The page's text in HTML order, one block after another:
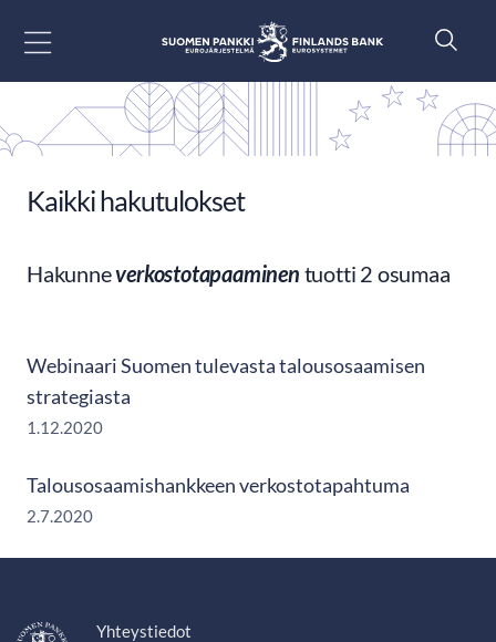
Kaikki hakutulokset
Hakunneverkostotapaaminen tuotti 2 osumaa
Webinaari Suomen tulevasta talousosaamisen
strategiasta
1.12.2020
Talousosaamishankkeen verkostotapahtuma
2.7.2020
Yhteystiedot